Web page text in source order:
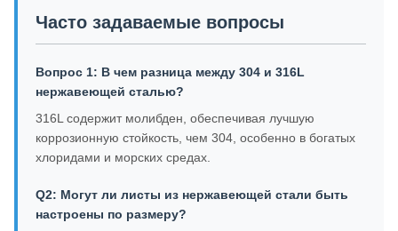
Часто задаваемые вопросы
Вопрос 1: В чем разница между 304 и 316L
нержавеющей сталью?
316L содержит молибден, обеспечивая лучшую
коррозионную стойкость, чем 304, особенно в богатых
хлоридами и морских средах.
Q2: Могут ли листы из нержавеющей стали быть
настроены по размеру?